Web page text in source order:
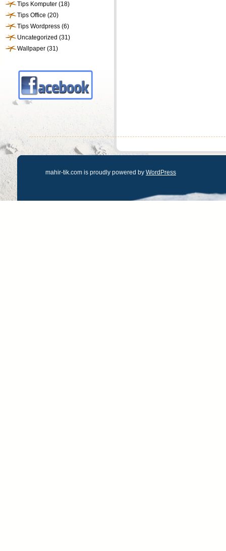
Tips Komputer (18)
Tips Office (20)
Tips Wordpress (6)
Uncategorized (31)
Wallpaper (31)
mahir-tik.com is proudly powered by WordPress